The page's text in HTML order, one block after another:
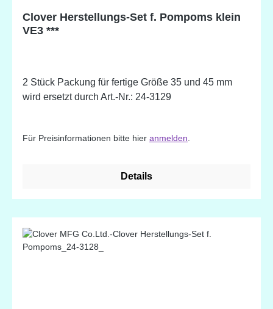
Clover Herstellungs-Set f. Pompoms klein
VE3 ***
2 Stück Packung für fertige Größe 35 und 45 mm
wird ersetzt durch Art.-Nr.: 24-3129
Für Preisinformationen bitte hier anmelden
Details